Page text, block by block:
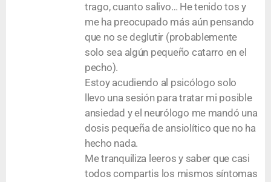
trago, cuanto salivo… He tenido tos y
me ha preocupado más aún pensando
que no se deglutir (probablemente
solo sea algún pequeño catarro en el
pecho).
Estoy acudiendo al psicólogo solo
llevo una sesión para tratar mi posible
ansiedad y el neurólogo me mandó una
dosis pequeña de ansiolítico que no ha
hecho nada.
Me tranquiliza leeros y saber que casi
todos compartis los mismos síntomas